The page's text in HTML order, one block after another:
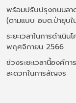
พร้อมปรับปรุงถนนลา
(ตามแบบ อบต.ป่ายุบใ
ระยะเวลาในการดำเ
พฤศจิกายน 2566
ช่วงระยะเวลานี้องค์ก
สะดวกในการสัญจร